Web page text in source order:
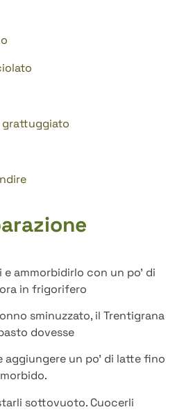
grattuggiato
ammorbidirlo con un po’ di
in frigorifero
sminuzzato, il Trentigrana
dovesse
un po’ di latte fino
sottovuoto. Cuocerli